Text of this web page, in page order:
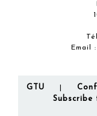
Email :
GTU